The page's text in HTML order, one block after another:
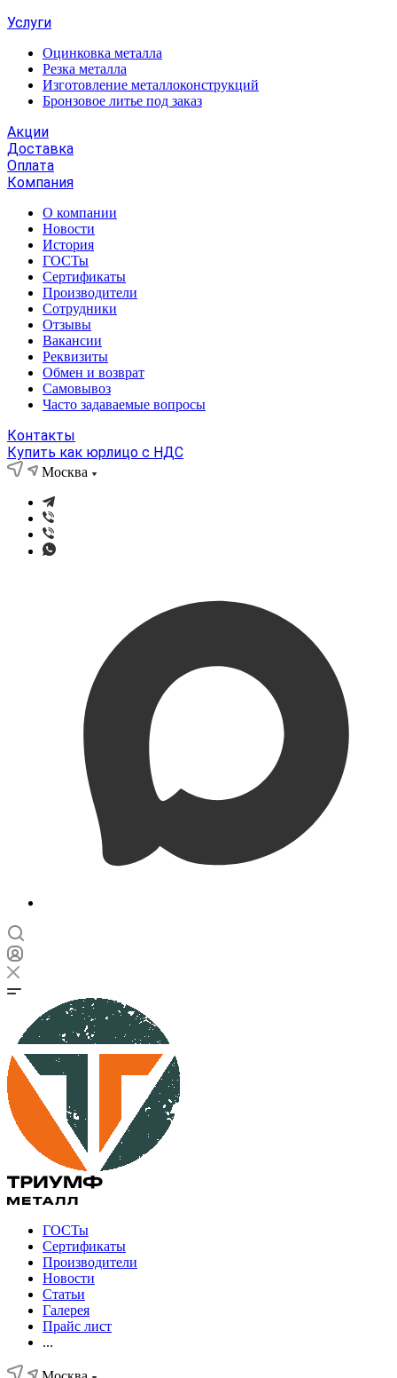
Услуги
Оцинковка металла
Резка металла
Изготовление металлоконструкций
Бронзовое литье под заказ
Акции
Доставка
Оплата
Компания
О компании
Новости
История
ГОСТы
Сертификаты
Производители
Сотрудники
Отзывы
Вакансии
Реквизиты
Обмен и возврат
Самовывоз
Часто задаваемые вопросы
Контакты
Купить как юрлицо с НДС
Москва
ГОСТы
Сертификаты
Производители
Новости
Статьи
Галерея
Прайс лист
...